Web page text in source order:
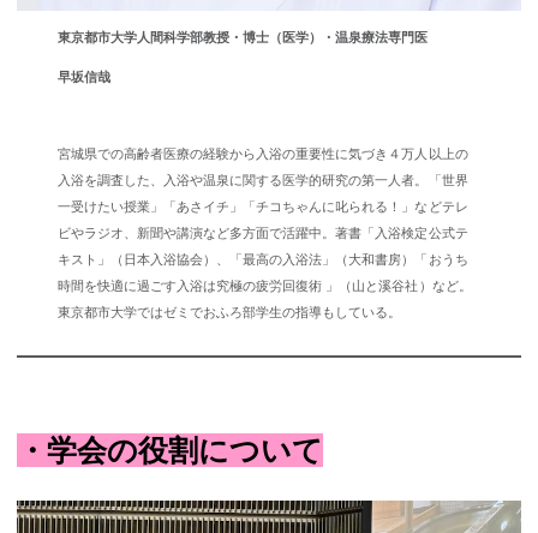
東京都市大学人間科学部教授・博士（医学）・温泉療法専門医
早坂信哉
宮城県での高齢者医療の経験から入浴の重要性に気づき４万人以上の
入浴を調査した、入浴や温泉に関する医学的研究の第一人者。「世界
一受けたい授業」「あさイチ」「チコちゃんに叱られる！」などテレ
ビやラジオ、新聞や講演など多方面で活躍中。著書「入浴検定公式テ
キスト」（日本入浴協会）、「最高の入浴法」（大和書房）「おうち
時間を快適に過ごす入浴は究極の疲労回復術 」（山と溪谷社）など。
東京都市大学ではゼミでおふろ部学生の指導もしている。
・学会の役割について